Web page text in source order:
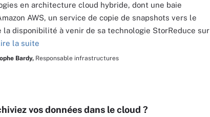
en architecture cloud hybride, dont une baie
AWS, un service de copie de snapshots vers le
la disponibilité à venir de sa technologie StorReduce sur
la suite
Bardy, Responsable infrastructures
vos données dans le cloud ?